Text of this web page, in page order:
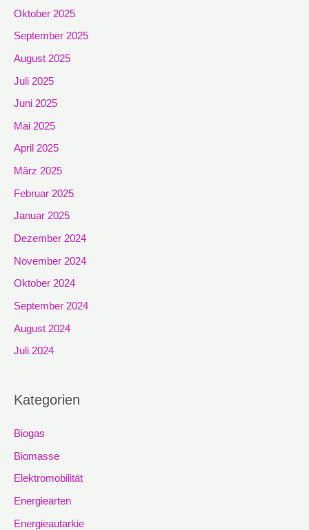
Oktober 2025
September 2025
August 2025
Juli 2025
Juni 2025
Mai 2025
April 2025
März 2025
Februar 2025
Januar 2025
Dezember 2024
November 2024
Oktober 2024
September 2024
August 2024
Juli 2024
Kategorien
Biogas
Biomasse
Elektromobilität
Energiearten
Energieautarkie